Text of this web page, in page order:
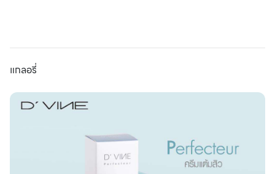
แกลอรี่